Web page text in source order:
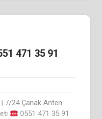
471 35 91
7/24 Çanak Anten
0551 471 35 91